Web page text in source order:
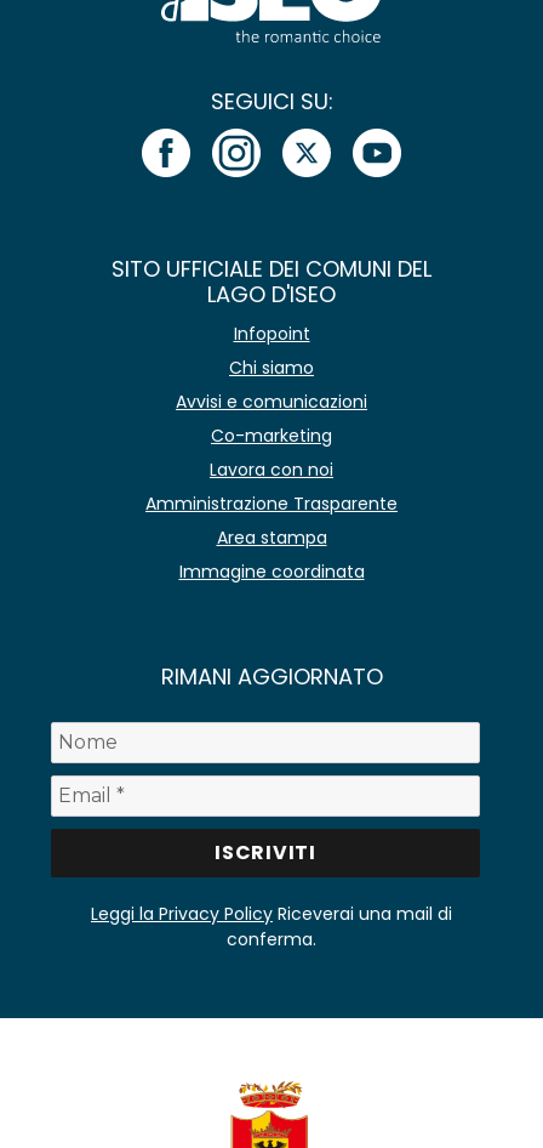
SEGUICI SU:
SITO UFFICIALE DEI COMUNI DEL
LAGO D'ISEO
Infopoint
Chi siamo
Avvisi e comunicazioni
Co-marketing
Lavora con noi
Amministrazione Trasparente
Area stampa
Immagine coordinata
RIMANI AGGIORNATO
Leggi la Privacy Policy Riceverai una mail di
conferma.